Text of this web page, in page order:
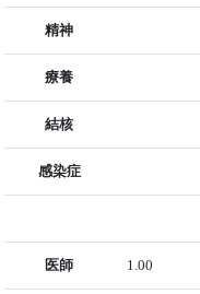
精神
療養
結核
感染症
医師 1.00